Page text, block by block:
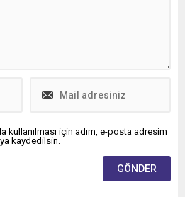
kullanılması için adım, e-posta adresim
kaydedilsin.